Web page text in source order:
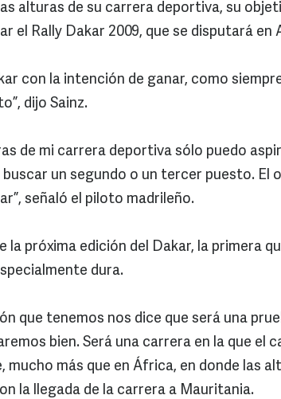
alturas de su carrera deportiva, su
el Rally Dakar 2009, que se disputará en
con la intención de ganar, como
dijo Sainz.
de mi carrera deportiva sólo puedo
un segundo o un tercer puesto. El
señaló el piloto madrileño.
la próxima edición del Dakar, la primera
dura.
que tenemos nos dice que será una
bien. Será una carrera en la que el
mucho más que en África, en donde las
la llegada de la carrera a Mauritania.